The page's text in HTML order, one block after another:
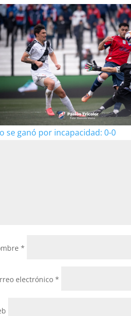
se ganó por incapacidad: 0-0
*
electrónico*